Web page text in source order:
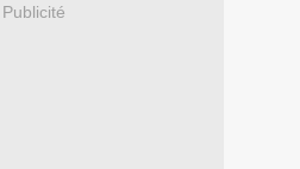
Publicité